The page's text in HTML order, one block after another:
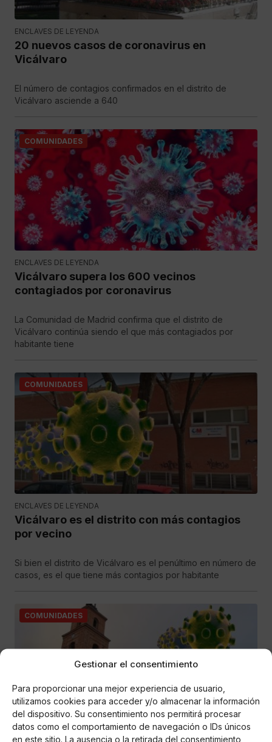
Gestionar el consentimiento
Para proporcionar una mejor experiencia de usuario,
utilizamos cookies para acceder y/o almacenar la información
del dispositivo. Su consentimiento nos permitirá procesar
datos como el comportamiento de navegación o IDs únicos
en este sitio. La ausencia o la retirada del consentimiento
ENCLAVES DE LEYENDA
20 nuevos casos de coronavirus en
Vicálvaro
El número de contagios confirmados en el distrito de
Vicálvaro asciende a 640
COMUNIDADES
ENCLAVES DE LEYENDA
Vicálvaro supera los 600 vecinos
contagiados por coronavirus
La Comunidad de Madrid confirma que el distrito de
Vicálvaro continúa siendo el que más contagiados por
habitante tiene
COMUNIDADES
ENCLAVES DE LEYENDA
Vicálvaro es el distrito con más contagios
por vecino
Si bien el distrito de Vicálvaro es el penúltimo en número de
casos, es el que tiene más contagios por habitante
COMUNIDADES
ENCLAVES DE LEYENDA